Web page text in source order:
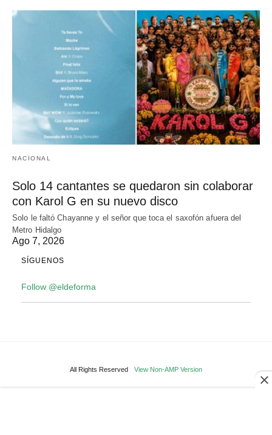
NACIONAL
Solo 14 cantantes se quedaron sin colaborar
con Karol G en su nuevo disco
Solo le faltó Chayanne y el señor que toca el saxofón afuera del
Metro Hidalgo
Ago 7, 2026
SÍGUENOS
Follow @eldeforma
All Rights Reserved View Non-AMP Version